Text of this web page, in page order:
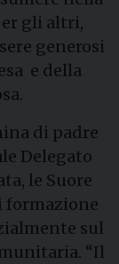
gli altri,
generosi
e della
di padre
Delegato
le Suore
formazione
sul
“Il